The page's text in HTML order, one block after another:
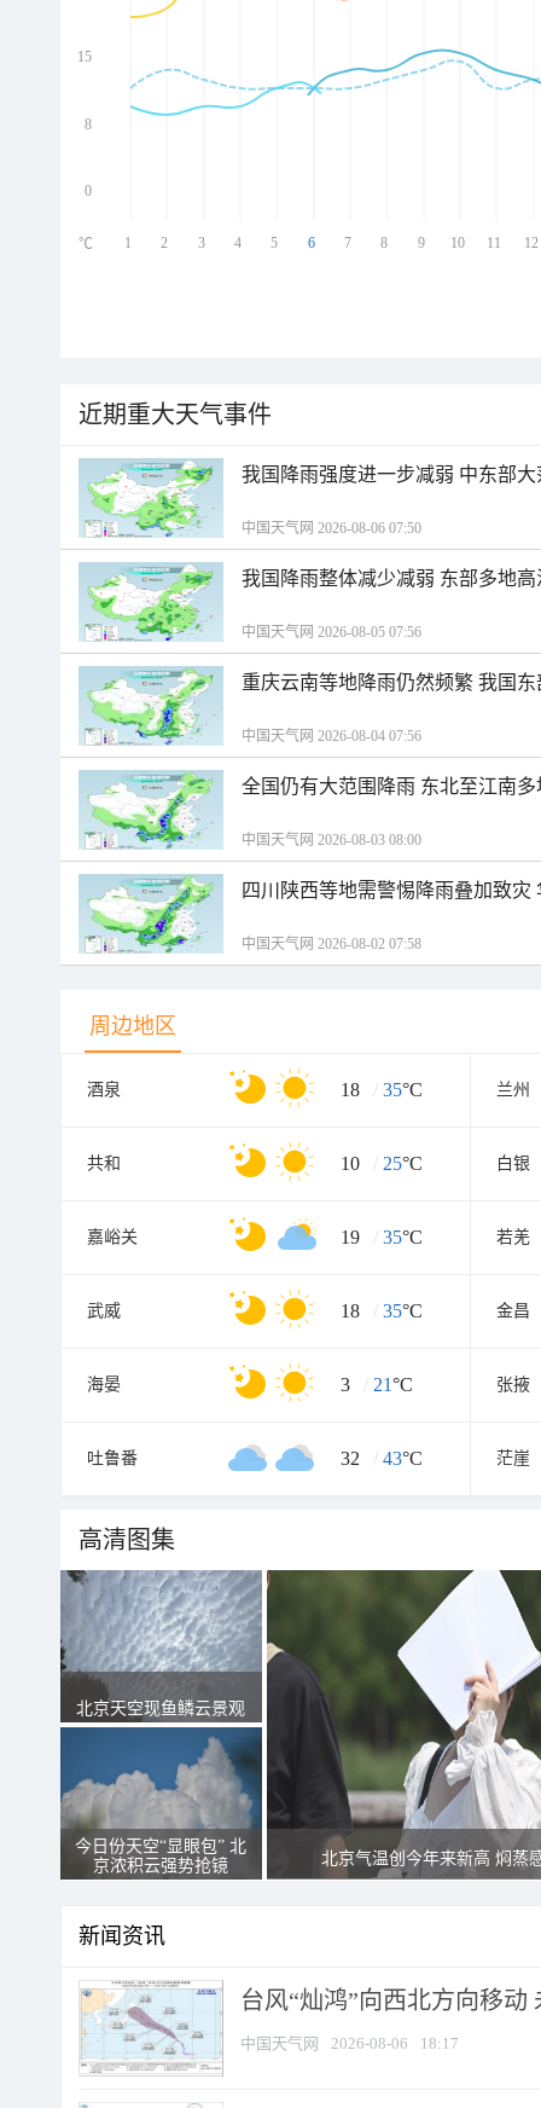
15
8
0
1 2 3 4 5 6 7 8 9 10 11 12
℃
近期重大天气事件
我国降雨强度进一步减弱 中东部
中国天气网 2026-08-06 07:50
我国降雨整体减少减弱 东部多地
中国天气网 2026-08-05 07:56
重庆云南等地降雨仍然频繁 我国
中国天气网 2026-08-04 07:56
全国仍有大范围降雨 东北至江南
中国天气网 2026-08-03 08:00
四川陕西等地需警惕降雨叠加致
中国天气网 2026-08-02 07:58
周边地区
酒泉 18 / 35°C 兰州
共和 10 / 25°C 白银
嘉峪关 19 / 35°C 若羌
武威 18 / 35°C 金昌
海晏 3 / 21°C 张掖
吐鲁番 32 / 43°C 茫崖
高清图集
北京天空现鱼鳞云景观
今日份天空“显眼包” 北
京浓积云强势抢镜
北京气温创今年来新高 焖蒸
新闻资讯
台风“灿鸿”向西北方向移动
中国天气网 2026-08-06 18:17